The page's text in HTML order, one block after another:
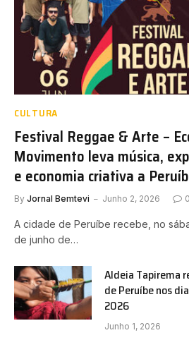
CULTURA
Festival Reggae & Arte –
Movimento leva música,
e economia criativa a
By Jornal Bemtevi Junho 2, 2026 0
A cidade de Peruíbe recebe, no
de junho de…
Aldeia Tapirema
de Peruíbe nos
2026
Junho 1, 2026